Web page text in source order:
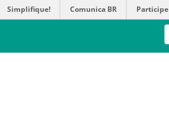
Simplifique! Comunica BR Participe